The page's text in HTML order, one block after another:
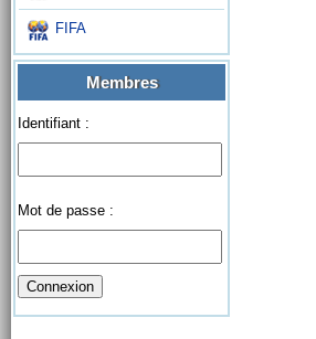
FIFA
Membres
Identifiant :
Mot de passe :